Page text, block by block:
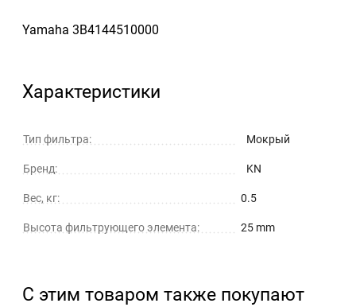
Yamaha 3B4144510000
Характеристики
Тип фильтра: Мокрый
Бренд: KN
Вес, кг: 0.5
Высота фильтрующего элемента: 25 mm
С этим товаром также покупают